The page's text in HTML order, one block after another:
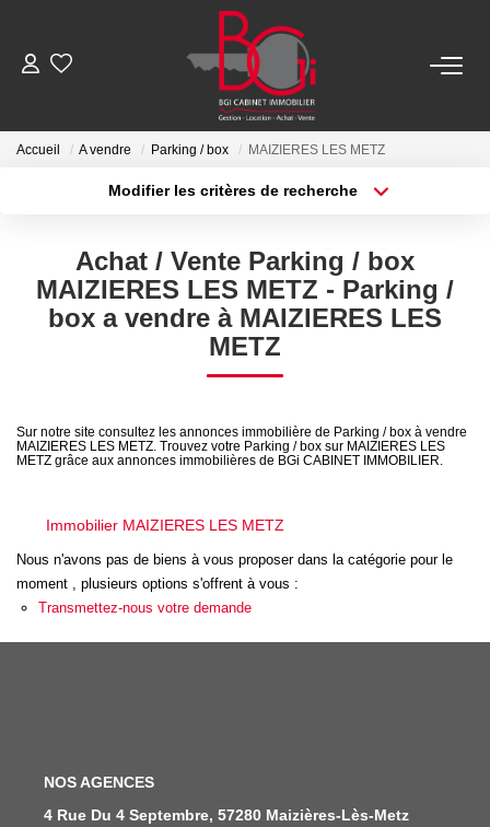
ACHETER
Ancien
LOUER
NOS AGENCES
Accueil A vendre Parking / box MAIZIERES LES METZ
Modifier les critères de recherche
Sélectionnez...
Type de bien
Surface min
Achat / Vente Parking / box
MAIZIERES LES METZ - Parking /
box a vendre à MAIZIERES LES
METZ
Sur notre site consultez les annonces immobilière de Parking / box à vendre
MAIZIERES LES METZ. Trouvez votre Parking / box sur MAIZIERES LES
METZ grâce aux annonces immobilières de BGi CABINET IMMOBILIER.
Immobilier MAIZIERES LES METZ
Nous n'avons pas de biens à vous proposer dans la catégorie pour le
moment , plusieurs options s'offrent à vous :
Transmettez-nous votre demande
NOS AGENCES
4 Rue Du 4 Septembre, 57280 Maizières-Lès-Metz